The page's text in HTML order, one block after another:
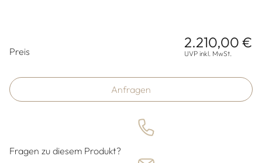
Preis
2.210,00 €
UVP inkl. MwSt.
Anfragen
Fragen zu diesem Produkt?